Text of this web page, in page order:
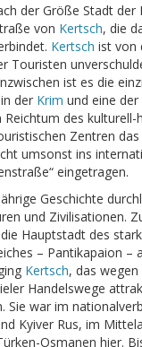
der Größe Stadt der
von Kertsch, die
Kertsch ist von
Touristen
ist es die
der Krim und eine
des kulturell-
Zentren
umsonst ins
eingetragen.
Geschichte
und Zivilisationen.
Hauptstadt des
– Pantikapaion –
Kertsch, das
Handelswege
Sie war im
Kyiver Rus, im
Osmanen hier.